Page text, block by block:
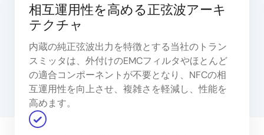
相互運用性を高める正弦波アーキ
テクチャ
内蔵の純正弦波出力を特徴とする当社のトラン
スミッタは、外付けのEMCフィルタやほとんど
の適合コンポーネントが不要となり、NFCの相
互運用性を向上させ、複雑さを軽減し、性能を
高めます。